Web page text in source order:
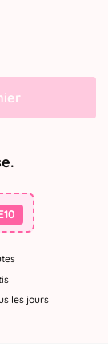
les jours